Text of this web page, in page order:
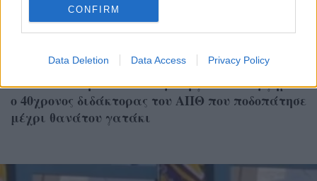
CONFIRM
Data Deletion Data Access Privacy Policy
ΕΛΛΑΔΑ
Θεσσαλονίκη: Στον ανακριτή για κακούργημα
ο 40χρονος διδάκτορας του ΑΠΘ που ποδοπάτησε
μέχρι θανάτου γατάκι